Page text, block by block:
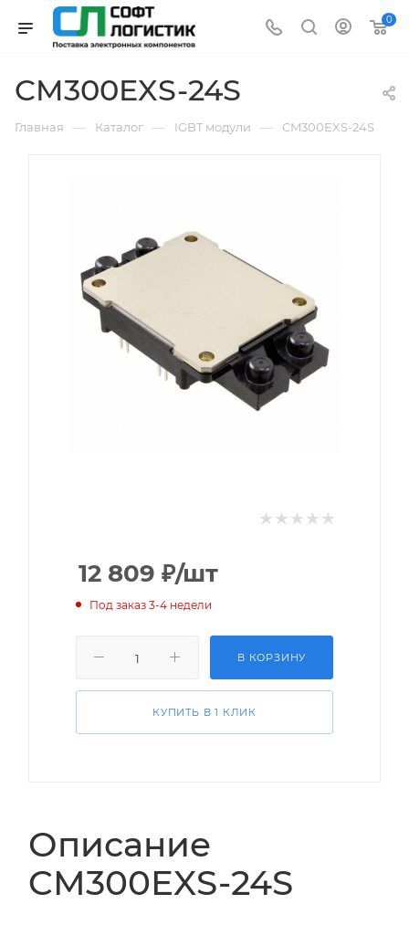
0
CM300EXS-24S
Главная — Каталог — IGBT модули — CM300EXS-24S
12 809 ₽/шт
Под заказ 3-4 недели
В КОРЗИНУ
КУПИТЬ В 1 КЛИК
Описание
CM300EXS-24S